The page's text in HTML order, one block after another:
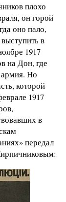
плохо
он горой
оно пало,
в
1917
на Дон, где
армия. Но
которой
1917
в
передал